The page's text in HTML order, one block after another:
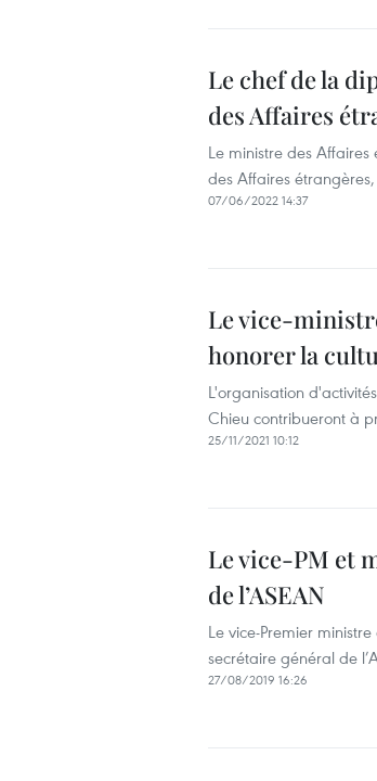
Le chef de la
des Affaires
Le ministre des
des Affaires
07/06/2022 14:37
Le vice-
honorer la
L'organisation
Chieu contribueront à
25/11/2021 10:12
Le vice-PM et
de l’ASEAN
Le vice-Premier
secrétaire général de
27/08/2019 16:26